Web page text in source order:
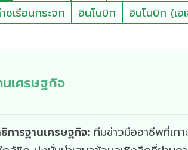
เรือนกระจก
อินโนบิก อินโนบิก (เอ
นเศรษฐกิจ
ารฐานเศรษฐกิจ: ทีมข่าวมืออาชีพที่เก